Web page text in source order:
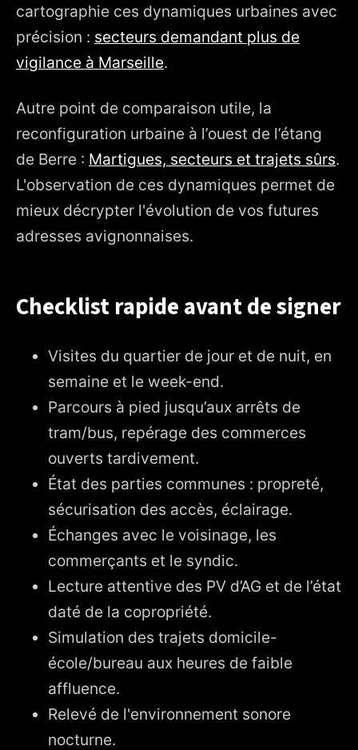
cartographie ces dynamiques urbaines avec
précision : secteurs demandant plus de
vigilance à Marseille.
Autre point de comparaison utile, la
reconfiguration urbaine à l’ouest de l’étang
de Berre : Martigues, secteurs et trajets sûrs.
L'observation de ces dynamiques permet de
mieux décrypter l'évolution de vos futures
adresses avignonnaises.
Checklist rapide avant de signer
Visites du quartier de jour et de nuit, en
semaine et le week-end.
Parcours à pied jusqu’aux arrêts de
tram/bus, repérage des commerces
ouverts tardivement.
État des parties communes : propreté,
sécurisation des accès, éclairage.
Échanges avec le voisinage, les
commerçants et le syndic.
Lecture attentive des PV d’AG et de l’état
daté de la copropriété.
Simulation des trajets domicile-
école/bureau aux heures de faible
affluence.
Relevé de l'environnement sonore
nocturne.